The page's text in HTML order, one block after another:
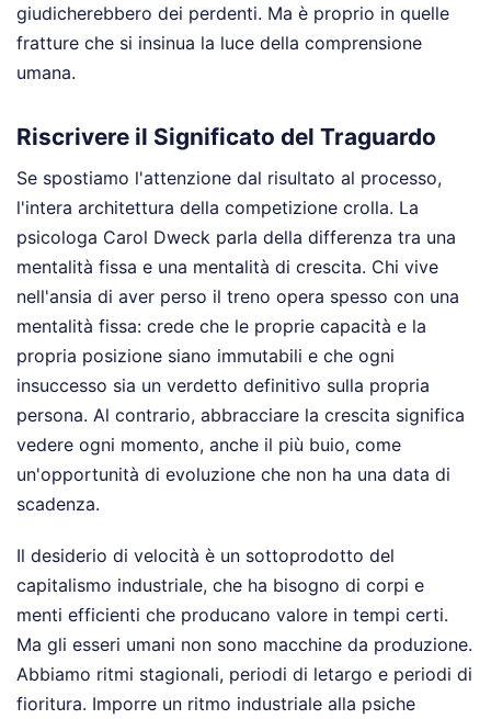
giudicherebbero dei perdenti. Ma è proprio in quelle
fratture che si insinua la luce della comprensione
umana.
Riscrivere il Significato del Traguardo
Se spostiamo l'attenzione dal risultato al processo,
l'intera architettura della competizione crolla. La
psicologa Carol Dweck parla della differenza tra una
mentalità fissa e una mentalità di crescita. Chi vive
nell'ansia di aver perso il treno opera spesso con una
mentalità fissa: crede che le proprie capacità e la
propria posizione siano immutabili e che ogni
insuccesso sia un verdetto definitivo sulla propria
persona. Al contrario, abbracciare la crescita significa
vedere ogni momento, anche il più buio, come
un'opportunità di evoluzione che non ha una data di
scadenza.
Il desiderio di velocità è un sottoprodotto del
capitalismo industriale, che ha bisogno di corpi e
menti efficienti che producano valore in tempi certi.
Ma gli esseri umani non sono macchine da produzione.
Abbiamo ritmi stagionali, periodi di letargo e periodi di
fioritura. Imporre un ritmo industriale alla psiche